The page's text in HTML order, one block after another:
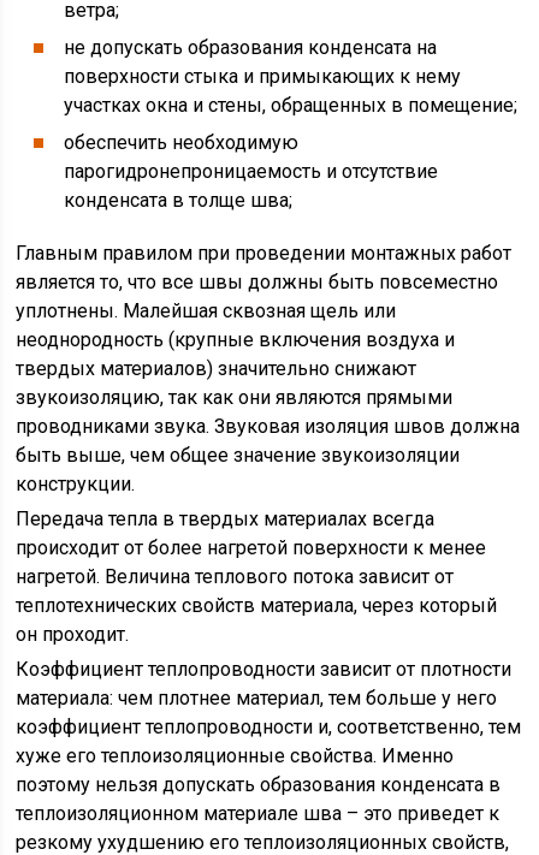
ветра;
не допускать образования конденсата на
поверхности стыка и примыкающих к нему
участках окна и стены, обращенных в помещение;
обеспечить необходимую
парогидронепроницаемость и отсутствие
конденсата в толще шва;
Главным правилом при проведении монтажных работ
является то, что все швы должны быть повсеместно
уплотнены. Малейшая сквозная щель или
неоднородность (крупные включения воздуха и
твердых материалов) значительно снижают
звукоизоляцию, так как они являются прямыми
проводниками звука. Звуковая изоляция швов должна
быть выше, чем общее значение звукоизоляции
конструкции.
Передача тепла в твердых материалах всегда
происходит от более нагретой поверхности к менее
нагретой. Величина теплового потока зависит от
теплотехнических свойств материала, через который
он проходит.
Коэффициент теплопроводности зависит от плотности
материала: чем плотнее материал, тем больше у него
коэффициент теплопроводности и, соответственно, тем
хуже его теплоизоляционные свойства. Именно
поэтому нельзя допускать образования конденсата в
теплоизоляционном материале шва – это приведет к
резкому ухудшению его теплоизоляционных свойств,